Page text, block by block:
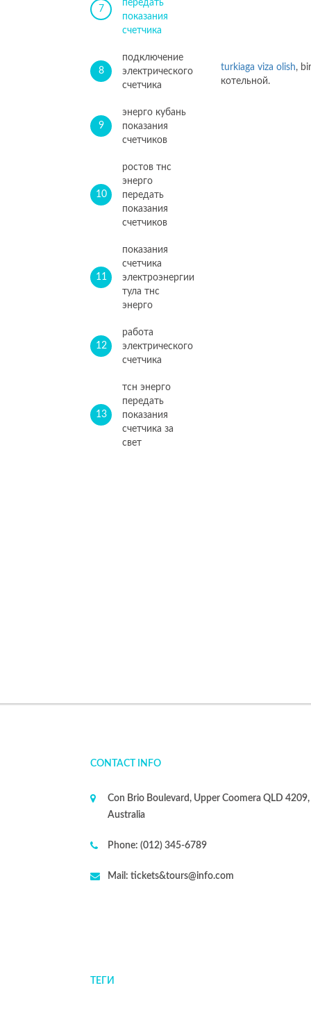
7
передать
показания
счетчика
8
подключение
электрического
счетчика
9
энерго кубань
показания
счетчиков
10
ростов тнс
энерго
передать
показания
счетчиков
11
показания
счетчика
электроэнергии
тула тнс
энерго
12
работа
электрического
счетчика
13
тсн энерго
передать
показания
счетчика за
свет
turkiaga viza olish,
котельной.
CONTACT INFO
Con Brio Boulevard, Upper Coomera QLD 4209,
Australia
Phone: (012) 345-6789
Mail: tickets&tours@info.com
ТЕГИ